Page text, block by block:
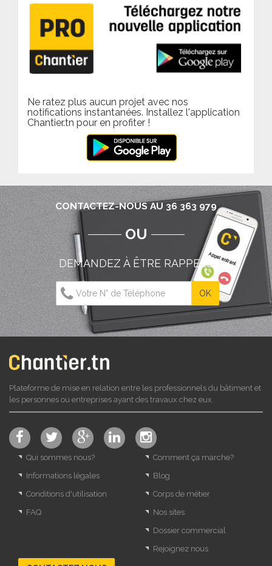
Ne ratez plus aucun projet avec nos
notifications instantanées. Installez l'application
Chantier.tn pour en profiter !
CONTACTEZ-NOUS AU 36 363 979
OU
DEMANDEZ À ÊTRE RAPPELÉ
Plateforme de mise en relation entre les professionnels du bâtiment et
les personnes ou entreprises ayant des travaux chez eux.
Qui sommes nous?
Informations légales
Conditions d'utilisation
FAQ
Comment ça marche?
Blog
Corps de métier
Nos sites
Dossier commercial
Rejoignez nous